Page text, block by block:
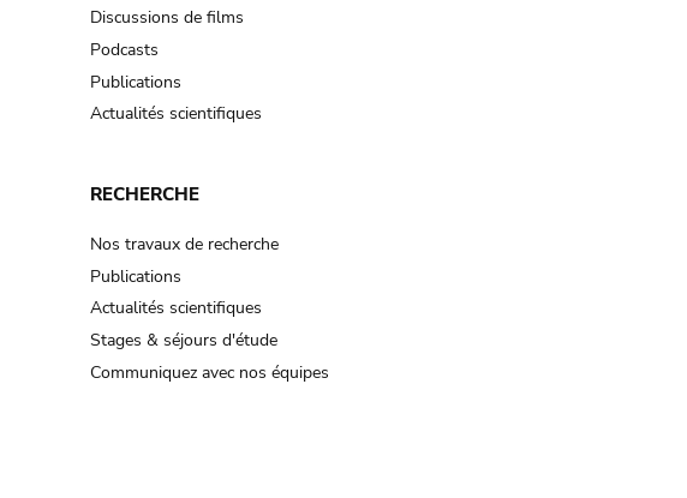
Discussions de films
Podcasts
Publications
Actualités scientifiques
RECHERCHE
Nos travaux de recherche
Publications
Actualités scientifiques
Stages & séjours d'étude
Communiquez avec nos équipes